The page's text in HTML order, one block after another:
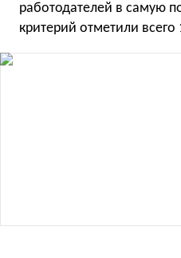
работодателей в самую
критерий отметили